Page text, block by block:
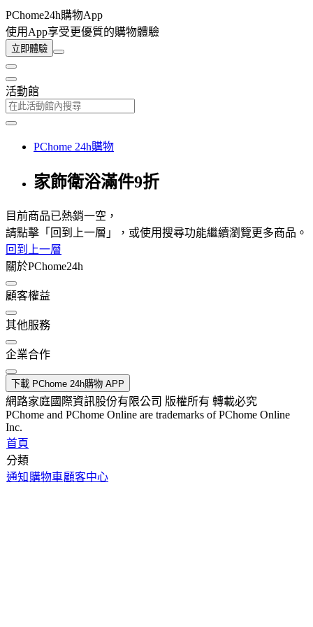
PChome24h購物App
使用App享受更優質的購物體驗
立即體驗
活動館
PChome 24h購物
家飾衛浴滿件9折
目前商品已熱銷一空，
請點擊「回到上一層」，或使用搜尋功能繼續瀏覽更多商品。
回到上一層
關於PChome24h
顧客權益
其他服務
企業合作
下載 PChome 24h購物 APP
網路家庭國際資訊股份有限公司 版權所有 轉載必究
PChome and PChome Online are trademarks of PChome Online
Inc.
首頁
分類
通知 購物車顧客中心